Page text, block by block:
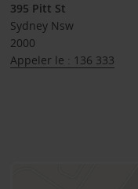
395 Pitt St
Sydney Nsw
2000
Appeler le : 136 333